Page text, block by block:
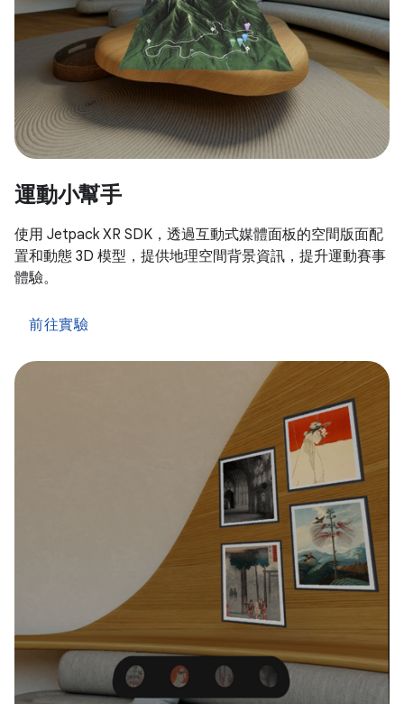
運動小幫手
使用 Jetpack XR SDK，透過互動式媒體面板的空間版面配
置和動態 3D 模型，提供地理空間背景資訊，提升運動賽事
體驗。
前往實驗